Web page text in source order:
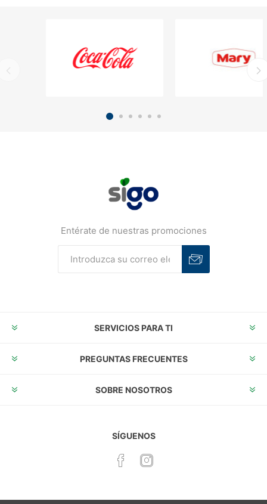
Entérate de nuestras promociones
SERVICIOS PARA TI
PREGUNTAS FRECUENTES
SOBRE NOSOTROS
SÍGUENOS